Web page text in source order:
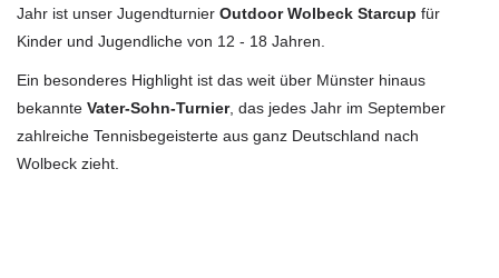
Jahr ist unser Jugendturnier Outdoor Wolbeck Starcup für
Kinder und Jugendliche von 12 - 18 Jahren.
Ein besonderes Highlight ist das weit über Münster hinaus
bekannte Vater-Sohn-Turnier, das jedes Jahr im September
zahlreiche Tennisbegeisterte aus ganz Deutschland nach
Wolbeck zieht.